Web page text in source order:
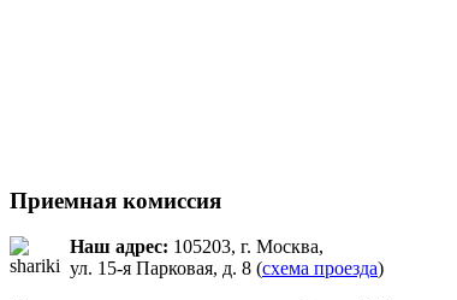
Приемная комиссия
Наш адрес: 105203, г. Москва,
ул. 15-я Парковая, д. 8 (схема проезда)